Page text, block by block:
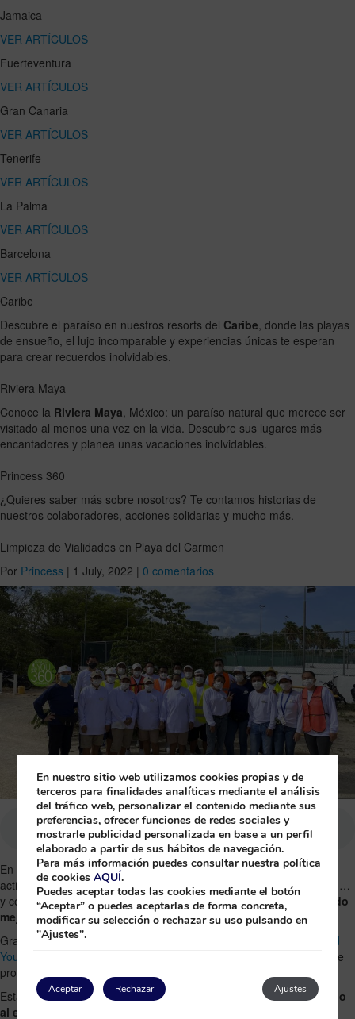
Jamaica
VER ARTÍCULOS
Fuerteventura
VER ARTÍCULOS
Gran Canaria
VER ARTÍCULOS
Tenerife
VER ARTÍCULOS
La Palma
VER ARTÍCULOS
Barcelona
VER ARTÍCULOS
Caribe
Descubre el paraíso en nuestros resorts del Caribe , donde las playas
de ensueño, el lujo incomparable y experiencias únicas te esperan
para crear recuerdos inolvidables.
Riviera Maya
Conoce la Riviera Maya , México: un paraíso natural que merece ser
visitado al menos una vez en la vida. Descubre sus lugares más
encantadores y planea unas vacaciones inolvidables.
Princess 360
¿Quieres saber más sobre nosotros? Te contamos historias de
nuestros colaboradores, acciones solidarias y mucho más.
Limpieza de Vialidades en Playa del Carmen
Por Princess | 1 July, 2022 | 0 comentarios
En Princess Hotels & Resorts de Riviera Maya, estamos siempre
activos cooperando con nuestra comunidad, nuestros trabajadores,…
y con el medio ambiente, con el fin de ayudar a construir un mundo
mejor
Gracias a nuestro programa de responsabilidad social
Princess and
You 360
participamos en obras sociales colaborando en todo tipo de
proyectos con dicho objetivo, mejorar nuestro entorno.
Esta vez fue el turno de ponernuestro granito de arena ayudando
al ecosistema
En nuestro sitio web utilizamos cookies propias y de
terceros para finalidades analíticas mediante el análisis
del tráfico web, personalizar el contenido mediante sus
preferencias, ofrecer funciones de redes sociales y
mostrarle publicidad personalizada en base a un perfil
elaborado a partir de sus hábitos de navegación.
Para más información puedes consultar nuestra política
de cookiesAQUÍ.
Puedes aceptar todas las cookies mediante el botón
“Aceptar” o puedes aceptarlas de forma concreta,
modificar su selección o rechazar su uso pulsando en
"Ajustes".
Aceptar Ajustes
Rechazar